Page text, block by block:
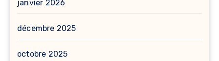
janvier 2026
décembre 2025
octobre 2025